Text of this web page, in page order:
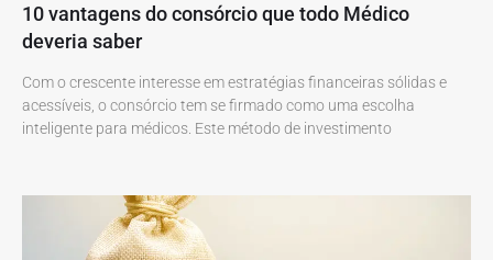
10 vantagens do consórcio que todo Médico
deveria saber
Com o crescente interesse em estratégias financeiras sólidas e
acessíveis, o consórcio tem se firmado como uma escolha
inteligente para médicos. Este método de investimento